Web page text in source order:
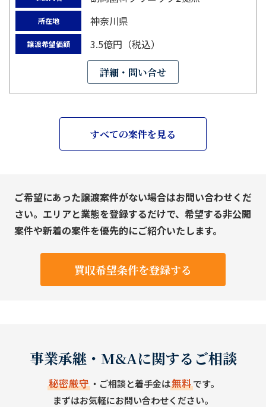
所在地 神奈川県
譲渡希望価額 3.5億円（税込）
詳細・問い合せ
すべての案件を見る
ご希望にあった譲渡案件がない場合はお問い合わせくだ
さい。エリアと業態を登録するだけで、希望する非公開
案件や新着の案件を優先的にご紹介いたします。
買収希望条件を登録する
事業承継・M&Aに関するご相談
秘密厳守・ご相談と着手金は無料です。
まずはお気軽にお問い合わせください。